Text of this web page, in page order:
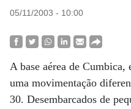
05/11/2003 - 10:00
A base aérea de
uma movimentação
30. Desembarcados de